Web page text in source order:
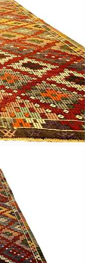
Correo electronico